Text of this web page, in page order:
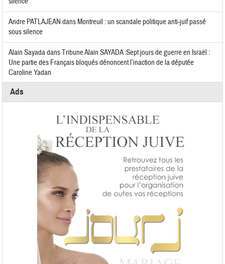
Andre PATLAJEAN dans Montreuil : un scandale politique anti-juif passé
sous silence
Alain SayadadansTribune Alain SAYADA :Sept jours de guerre en Israël :
Une partie des Français bloqués dénoncent l’inaction de la députée
Caroline Yadan
Ads